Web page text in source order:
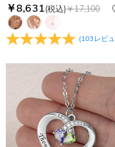
￥8,631(税込)￥17,100
(103レビ